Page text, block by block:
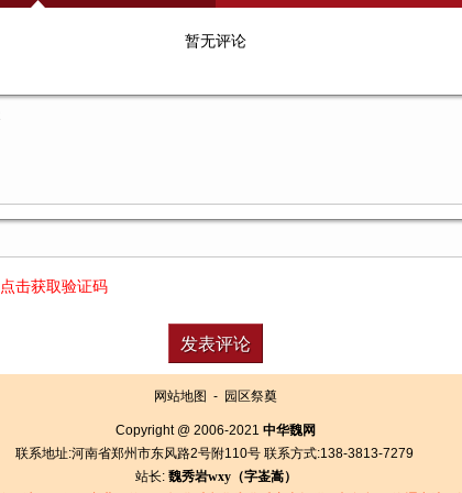
暂无评论
点击获取验证码
网站地图 - 园区祭奠
Copyright @ 2006-2021 中华魏网
联系地址:河南省郑州市东风路2号附110号 联系方式:138-3813-7279
站长: 魏秀岩wxy（字崟嵩）